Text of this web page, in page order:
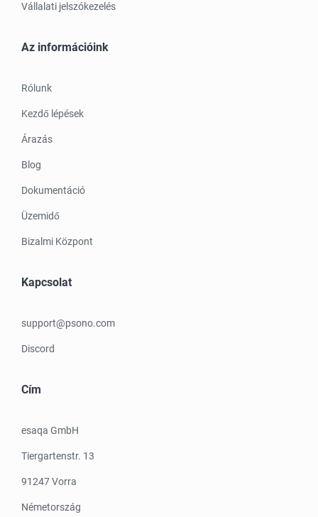
Vállalati jelszókezelés
Az információink
Rólunk
Kezdő lépések
Árazás
Blog
Dokumentáció
Üzemidő
Bizalmi Központ
Kapcsolat
support@psono.com
Discord
Cím
esaqa GmbH
Tiergartenstr. 13
91247 Vorra
Németország